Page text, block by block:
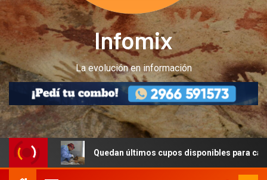
Infomix
La evolución en información
Quedan últimos cupos disponibles para castraciones